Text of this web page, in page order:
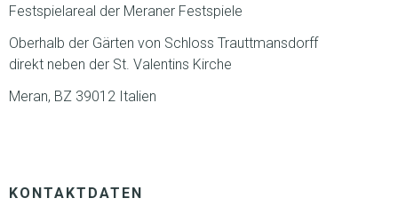
Festspielareal der Meraner Festspiele
Oberhalb der Gärten von Schloss Trauttmansdorff
direkt neben der St. Valentins Kirche
Meran, BZ 39012 Italien
KONTAKTDATEN